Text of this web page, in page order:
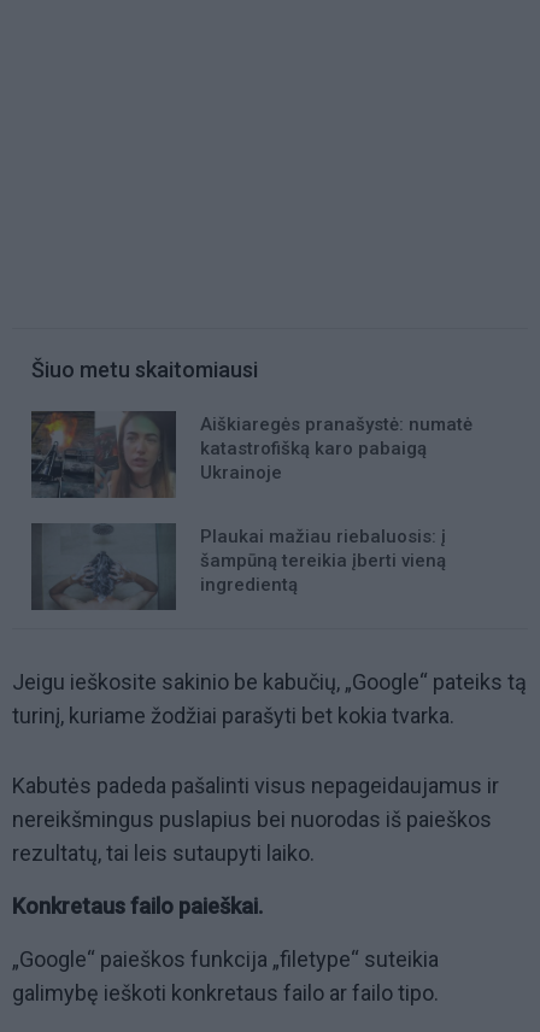
Šiuo metu skaitomiausi
Aiškiaregės pranašystė: numatė
katastrofišką karo pabaigą
Ukrainoje
Plaukai mažiau riebaluosis: į
šampūną tereikia įberti vieną
ingredientą
Jeigu ieškosite sakinio be kabučių, „Google“ pateiks tą
turinį, kuriame žodžiai parašyti bet kokia tvarka.
Kabutės padeda pašalinti visus nepageidaujamus ir
nereikšmingus puslapius bei nuorodas iš paieškos
rezultatų, tai leis sutaupyti laiko.
Konkretaus failo paieškai.
„Google“ paieškos funkcija „filetype“ suteikia
galimybę ieškoti konkretaus failo ar failo tipo.